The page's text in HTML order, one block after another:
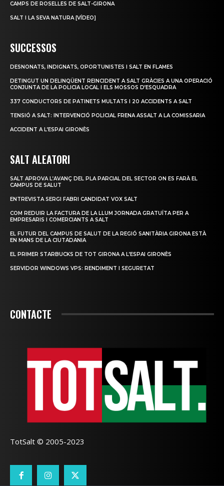
CAMPS DE ROSELLES DE SALT-GIRONA
SALT I LA SEVA NATURA [VÍDEO]
SUCCESSOS
DESNONATS, INDIGNATS, OPORTUNISTES I SALT EN FLAMES
DETINGUT UN DELINQÜENT REINCIDENT A SALT GRÀCIES A UNA OPERACIÓ
CONJUNTA DE LA POLICIA LOCAL I ELS MOSSOS D’ESQUADRA
337 CONDUCTORS DE PATINETS MULTATS I 20 ACCIDENTS A SALT
TENSIÓ A SALT: INTERVENCIÓ POLICIAL FRENA ASSALT A LA COMISSARIA
ACCIDENT A L’ESPAI GIRONÈS
SALT ALEATORI
SALT APROVA L’AVANÇ DEL PLA PARCIAL DEL SECTOR ON ES FARÀ EL
CAMPUS DE SALUT
ENTREVISTA SERGI FABRI CANDIDAT VOX SALT
COM REDUIR LA FACTURA DE LA LLUM JORNADA GRATUÏTA PER A
EMPRESARIS I COMERCIANTS A SALT
EL FUTUR DEL CAMPUS DE SALUT DE LA REGIÓ SANITÀRIA GIRONA ESTÀ
EN MANS DE LA CIUTADANIA
EL PRIMER STARBUCKS DE TOT GIRONA A L’ESPAI GIRONÈS
SERVIDOR WINDOWS VPS: RENDIMENT I SEGURETAT
CONTACTE
TotSalt © 2005-2023